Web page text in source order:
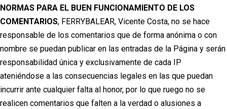
NORMAS PARA EL BUEN FUNCIONAMIENTO DE LOS
COMENTARIOS, FERRYBALEAR, Vicente Costa, no se hace
responsable de los comentarios que de forma anónima o con
nombre se puedan publicar en las entradas de la Página y serán
responsabilidad única y exclusivamente de cada IP
ateniéndose a las consecuencias legales en las que puedan
incurrir ante cualquier falta al honor, por lo que ruego no se
realicen comentarios que falten a la verdad o alusiones a